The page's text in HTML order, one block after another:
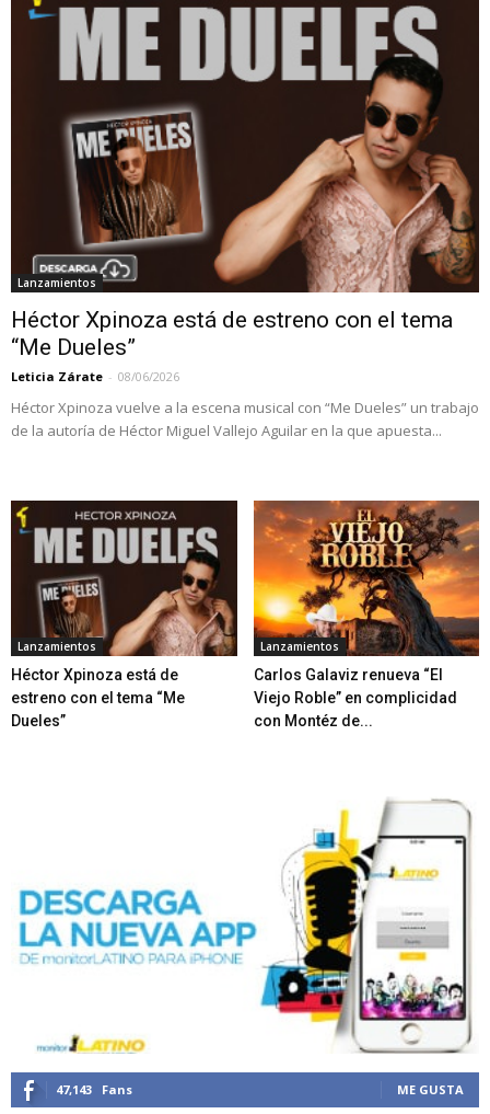
Lanzamientos
Héctor Xpinoza está de estreno con el tema
“Me Dueles”
Leticia Zárate - 08/06/2026
Héctor Xpinoza vuelve a la escena musical con “Me Dueles” un trabajo
de la autoría de Héctor Miguel Vallejo Aguilar en la que apuesta...
Lanzamientos
Héctor Xpinoza está de
estreno con el tema “Me
Dueles”
Lanzamientos
Carlos Galaviz renueva “El
Viejo Roble” en complicidad
con Montéz de...
47,143 Fans ME GUSTA